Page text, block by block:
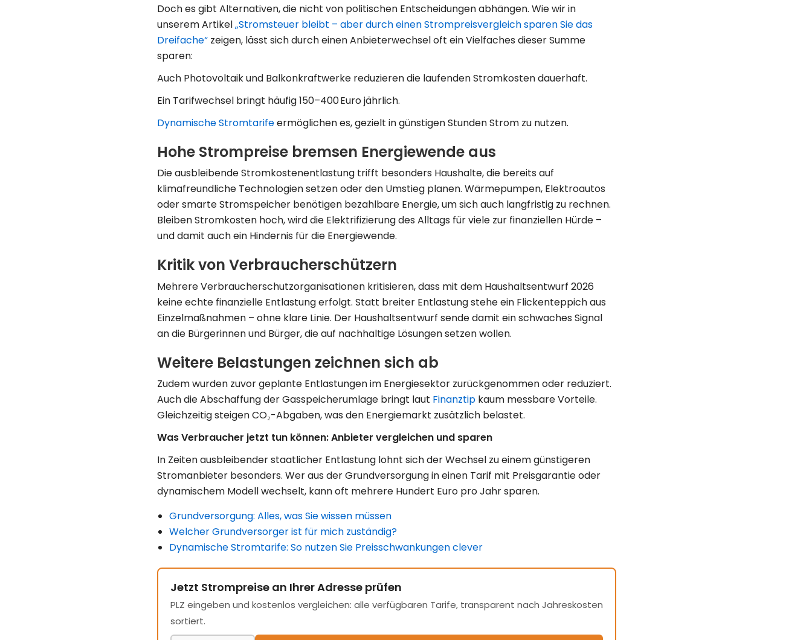
Doch es gibt Alternativen, die nicht von politischen Entscheidungen abhängen. Wie wir in
unserem Artikel„Stromsteuer bleibt – aber durch einen Strompreisvergleich sparen Sie das
Dreifache“ zeigen, lässt sich durch einen Anbieterwechsel oft ein Vielfaches dieser Summe
sparen:
Auch Photovoltaik und Balkonkraftwerke reduzieren die laufenden Stromkosten dauerhaft.
Ein Tarifwechsel bringt häufig 150–400 Euro jährlich.
Dynamische Stromtarifeermöglichen es, gezielt in günstigen Stunden Strom zu nutzen.
Hohe Strompreise bremsen Energiewende aus
Die ausbleibende Stromkostenentlastung trifft besonders Haushalte, die bereits auf
klimafreundliche Technologien setzen oder den Umstieg planen. Wärmepumpen, Elektroautos
oder smarte Stromspeicher benötigen bezahlbare Energie, um sich auch langfristig zu rechnen.
Bleiben Stromkosten hoch, wird die Elektrifizierung des Alltags für viele zur finanziellen Hürde –
und damit auch ein Hindernis für die Energiewende.
Kritik von Verbraucherschützern
Mehrere Verbraucherschutzorganisationen kritisieren, dass mit dem Haushaltsentwurf 2026
keine echte finanzielle Entlastung erfolgt. Statt breiter Entlastung stehe ein Flickenteppich aus
Einzelmaßnahmen – ohne klare Linie. Der Haushaltsentwurf sende damit ein schwaches Signal
an die Bürgerinnen und Bürger, die auf nachhaltige Lösungen setzen wollen.
Weitere Belastungen zeichnen sich ab
Zudem wurden zuvor geplante Entlastungen im Energiesektor zurückgenommen oder reduziert.
Auch die Abschaffung der Gasspeicherumlage bringt laut Finanztip kaum messbare Vorteile.
Gleichzeitig steigen CO₂-Abgaben, was den Energiemarkt zusätzlich belastet.
Was Verbraucher jetzt tun können: Anbieter vergleichen und sparen
In Zeiten ausbleibender staatlicher Entlastung lohnt sich der Wechsel zu einem günstigeren
Stromanbieter besonders. Wer aus der Grundversorgung in einen Tarif mit Preisgarantie oder
dynamischem Modell wechselt, kann oft mehrere Hundert Euro pro Jahr sparen.
Grundversorgung: Alles, was Sie wissen müssen
Welcher Grundversorger ist für mich zuständig?
Dynamische Stromtarife: So nutzen Sie Preisschwankungen clever
Jetzt Strompreise an Ihrer Adresse prüfen
PLZ eingeben und kostenlos vergleichen: alle verfügbaren Tarife, transparent nach Jahreskosten
sortiert.